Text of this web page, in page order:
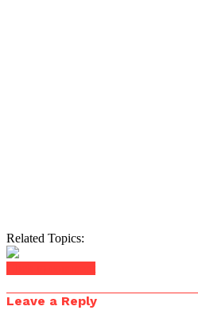
Related Topics:
Leave a Reply